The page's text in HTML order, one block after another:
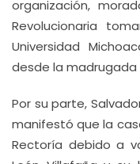
organización,
Revolucionaria
Universidad
desde la madrugada
Por su parte,
manifestó que la
Rectoría debido a